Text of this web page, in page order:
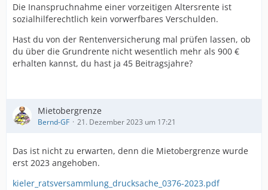
Die Inanspruchnahme einer vorzeitigen Altersrente ist
sozialhilferechtlich kein vorwerfbares Verschulden.
Hast du von der Rentenversicherung mal prüfen lassen, ob
du über die Grundrente nicht wesentlich mehr als 900 €
erhalten kannst, du hast ja 45 Beitragsjahre?
Mietobergrenze
Bernd-GF 21. Dezember 2023 um 17:21
Das ist nicht zu erwarten, denn die Mietobergrenze wurde
erst 2023 angehoben.
kieler_ratsversammlung_drucksache_0376-2023.pdf